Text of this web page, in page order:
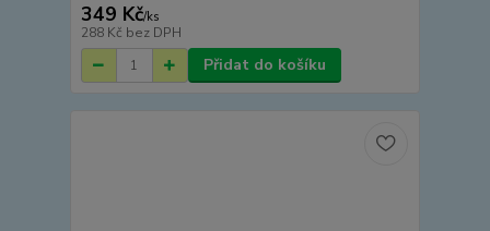
349 Kč/ks
288 Kč bez DPH
Přidat do košíku